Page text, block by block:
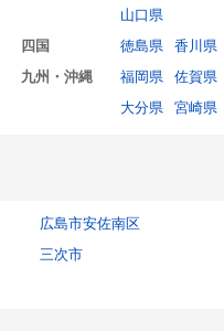
山口県
四国
徳島県 香川県
九州・沖縄
福岡県 佐賀県
大分県
宮崎県
広島市安佐南区
三次市